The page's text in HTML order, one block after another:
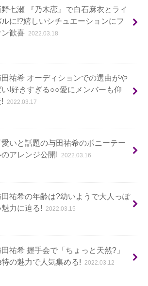
七瀬 『乃木恋』で白石麻衣とライ
に!?嬉しいシチュエーションにフ
ン歓喜
2022.03.18
祐希 オーディションでの選曲がや
い!好きすぎる○○愛にメンバーも仰
2022.03.17
いと話題の与田祐希のポニーテー
のアレンジ公開!
2022.03.16
祐希の年齢は?幼いようで大人っぽ
魅力に迫る!
2022.03.15
祐希 握手会で「ちょっと天然?」
の魅力で人気集める!
2022.03.12